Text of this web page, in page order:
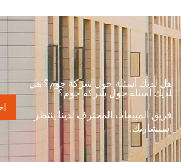
هل لديك أسئلة حول شركة جوم؟ هل
لديك أسئلة حول شركة جوم؟
فريق المبيعات المحترف لدينا ينتظر
استشارتك.